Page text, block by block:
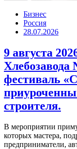
Бизнес
Россия
28.07.2026
9 августа
фестиваль
строителя.
В мероприятии
которых мастера,
предприниматели,